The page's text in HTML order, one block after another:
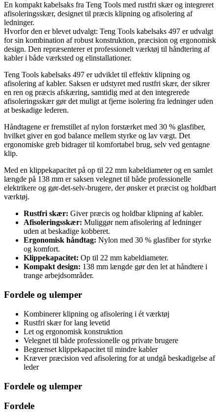
En kompakt kabelsaks fra Teng Tools med rustfri skær og integreret
afisoleringsskær, designet til præcis klipning og afisolering af
ledninger.
Hvorfor den er blevet udvalgt: Teng Tools kabelsaks 497 er udvalgt
for sin kombination af robust konstruktion, præcision og ergonomisk
design. Den repræsenterer et professionelt værktøj til håndtering af
kabler i både værksted og elinstallationer.
Teng Tools kabelsaks 497 er udviklet til effektiv klipning og
afisolering af kabler. Saksen er udstyret med rustfri skær, der sikrer
en ren og præcis afskæring, samtidig med at den integrerede
afisoleringsskær gør det muligt at fjerne isolering fra ledninger uden
at beskadige lederen.
Håndtagene er fremstillet af nylon forstærket med 30 % glasfiber,
hvilket giver en god balance mellem styrke og lav vægt. Det
ergonomiske greb bidrager til komfortabel brug, selv ved gentagne
klip.
Med en klippekapacitet på op til 22 mm kabeldiameter og en samlet
længde på 138 mm er saksen velegnet til både professionelle
elektrikere og gør-det-selv-brugere, der ønsker et præcist og holdbart
værktøj.
Rustfri skær: Giver præcis og holdbar klipning af kabler.
Afisoleringsskær: Muliggør nem afisolering af ledninger
uden at beskadige kobberet.
Ergonomisk håndtag: Nylon med 30 % glasfiber for styrke
og komfort.
Klippekapacitet: Op til 22 mm kabeldiameter.
Kompakt design: 138 mm længde gør den let at håndtere i
trange arbejdsområder.
Fordele og ulemper
Kombinerer klipning og afisolering i ét værktøj
Rustfri skær for lang levetid
Let og ergonomisk konstruktion
Velegnet til både professionelle og private brugere
Begrænset klippekapacitet til mindre kabler
Kræver præcision ved afisolering for at undgå beskadigelse af
leder
Fordele og ulemper
Fordele